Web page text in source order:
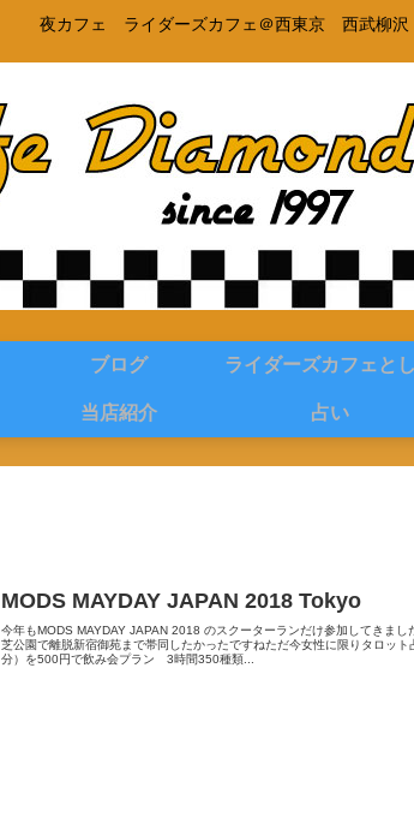
夜カフェ ライダーズカフェ＠西東京 西武柳沢
ブログ ライダーズカフェと
当店紹介 占い
MODS MAYDAY JAPAN 2018 Tokyo
今年もMODS MAYDAY JAPAN 2018 のスクーターランだけ参加してきまし
芝公園で離脱新宿御苑まで帯同したかったですねただ今女性に限りタロット
分）を500円で飲み会プラン 3時間350種類...